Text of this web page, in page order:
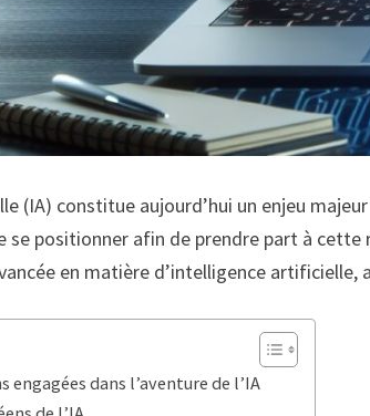
(IA) constitue aujourd’hui un enjeu
se positionner afin de prendre part à
en matière d’intelligence
engagées dans l’aventure de l’IA